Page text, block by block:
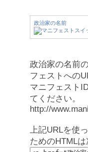
政治家の名前
政治家の名前
フェストへの
マニフェスト
てください。
http://
上記URLを使
ためのHTMLは